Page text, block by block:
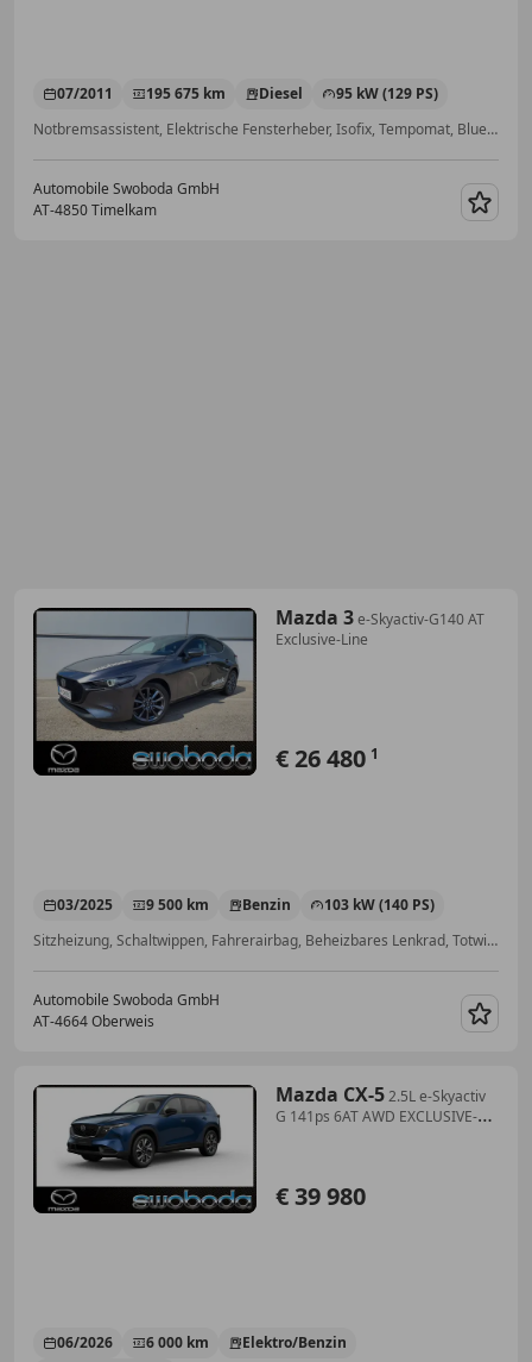
07/2011 195 675 km Diesel
95 kW (129 PS)
Notbremsassistent, Elektrische Fensterheber, Isofix, Tempomat, Bluetooth, Sitzheizung, Lederlenkrad, Alufelgen
Automobile Swoboda GmbH
AT-4850 Timelkam
Mazda 3e-Skyactiv-G140 AT
Exclusive-Line
€ 26 480 1
03/2025 9 500 km Benzin
103 kW (140 PS)
Sitzheizung, Schaltwippen, Fahrerairbag, Beheizbares Lenkrad, Totwinkel-Assistent, Regensensor, Bordcomputer, Schlüssellose Zentralverriegelung
Automobile Swoboda GmbH
AT-4664 Oberweis
Mazda CX-52.5L e-Skyactiv
G 141ps 6AT AWD EXCLUSIVE-
€ 39 980
06/2026 6 000 km
Elektro/Benzin